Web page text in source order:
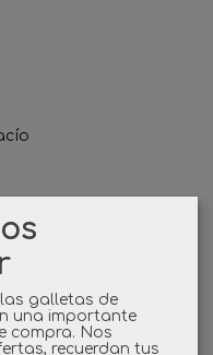
galletas de
una importante
compra. Nos
recuerdan tus